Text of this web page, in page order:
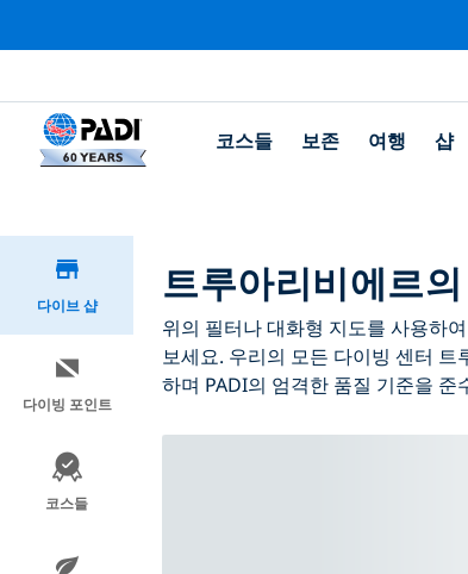
코스들 보존 여행 샵
다이브 샵
다이빙 포인트
코스들
트루아리비에르
위의 필터나 대화형 지도를 사용하
보세요. 우리의 모든 다이빙 센터
하며 PADI의 엄격한 품질 기준을 준